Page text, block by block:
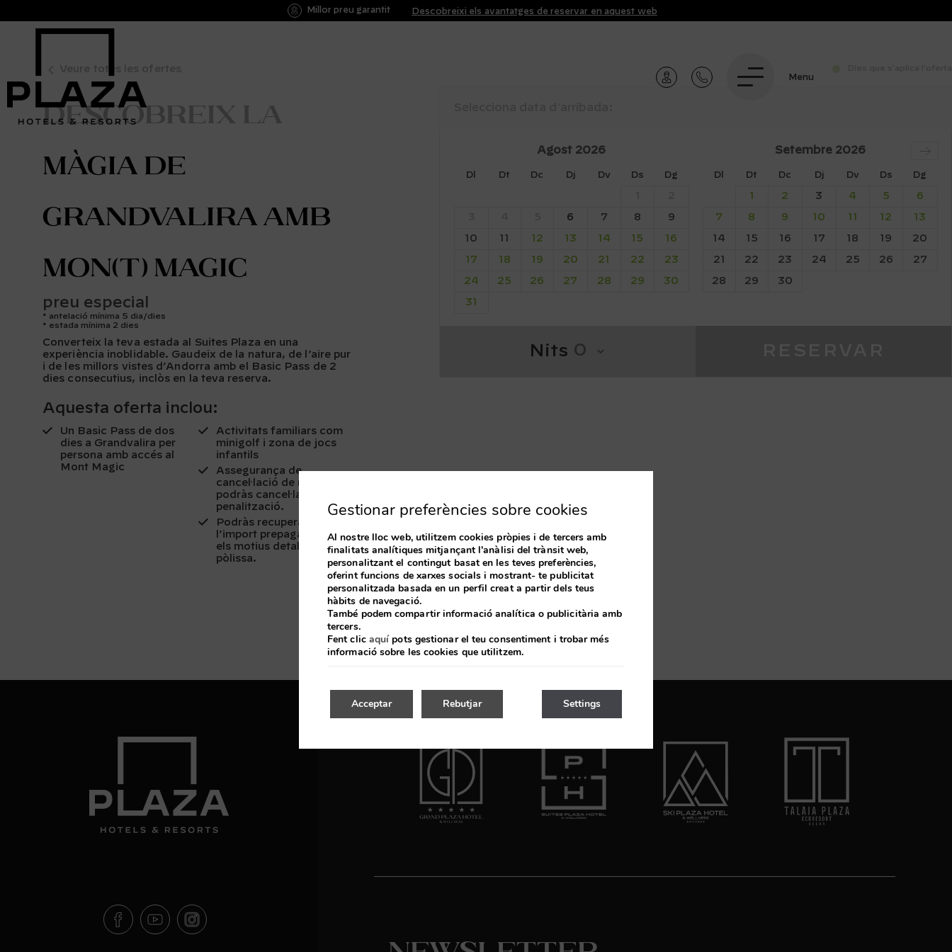
Millor preu garantit Descobreixi els avantatges de reservar en aquest web
Menu
Descobreix la
màgia de
Grandvalira amb
Mon(t) Magic
preu especial
antelació mínima 5 dia/dies
estada mínima 2 dies
Converteix la teva estada al Suites Plaza en una
experiència inoblidable. Gaudeix de la natura, de l’aire pur
i de les millors vistes d’Andorra amb el Basic Pass de 2
dies consecutius, inclòs en la teva reserva.
Aquesta oferta inclou:
Un Basic Pass de dos
dies a Grandvalira per
persona amb accés al
Mont Magic
Activitats familiars com
minigolf i zona de jocs
infantils
Assegurança de
cancel·lació de reserva:
podràs cancel·lar sense
penalització.
Podràs recuperar
l’import prepagat segons
els motius detallats a la
pòlissa.
Agost 2026
Dl Dt Dc Dj Dv Ds Dg
6 7 8 9
10 11 12 13 14 15 16
17 18 19 20 21 22 23
24 25 26 27 28 29 30
31
Setembre 2026
Dl Dt Dc Dj Dv Ds Dg
1 2 3 4 5 6
7 8 9 10 11 12 13
14 15 16 17 18 19 20
21 22 23 24 25 26 27
28 29 30
Nits
Gestionar preferències sobre cookies
Al nostre lloc web, utilitzem cookies pròpies i de tercers amb
finalitats analítiques mitjançant l'anàlisi del trànsit web,
personalitzant el contingut basat en les teves preferències,
oferint funcions de xarxes socials i mostrant- te publicitat
personalitzada basada en un perfil creat a partir dels teus
hàbits de navegació.
També podem compartir informació analítica o publicitària amb
tercers.
Fent clic aquípots gestionar el teu consentiment i trobar més
informació sobre les cookies que utilitzem.
Acceptar Settings
Rebutjar